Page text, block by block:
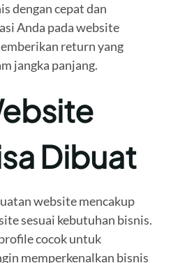
dengan cepat dan
Anda pada website
return yang
jangka panjang.
Dibuat
website mencakup
sesuai kebutuhan bisnis.
cocok untuk
memperkenalkan bisnis